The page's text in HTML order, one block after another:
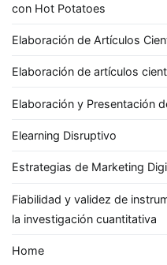
con Hot Potatoes
Elaboración de Artículos
Elaboración de artículos
Elaboración y Presentación
Elearning Disruptivo
Estrategias de Marketing
Fiabilidad y validez de
la investigación cuantitativa
Home